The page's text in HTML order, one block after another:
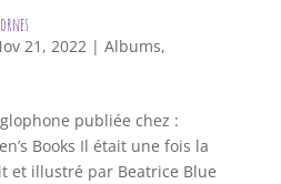
21, 2022| Albums,
publiée chez :
Books Il était une fois la
et illustré par Beatrice Blue